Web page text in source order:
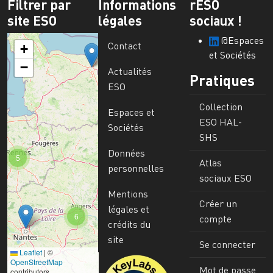
Filtrer par
site ESO
6
5
+
−
Leaflet | ©
OpenStreetMap
Informations
légales
Contact
Actualités
ESO
Espaces et
Sociétés
Données
personnelles
Mentions
légales et
crédits du
site
Image
rESO
sociaux !
@Espaces
et Sociétés
Pratiques
Collection
ESO HAL-
SHS
Atlas
sociaux ESO
Créer un
compte
Se connecter
Mot de passe